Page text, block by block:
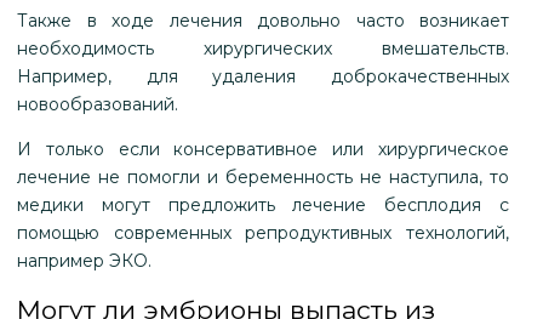
Также в ходе лечения довольно часто возникает
необходимость хирургических вмешательств.
Например, для удаления доброкачественных
новообразований.
И только если консервативное или хирургическое
лечение не помогли и беременность не наступила, то
медики могут предложить лечение бесплодия с
помощью современных репродуктивных технологий,
например ЭКО.
Могут ли эмбрионы выпасть из